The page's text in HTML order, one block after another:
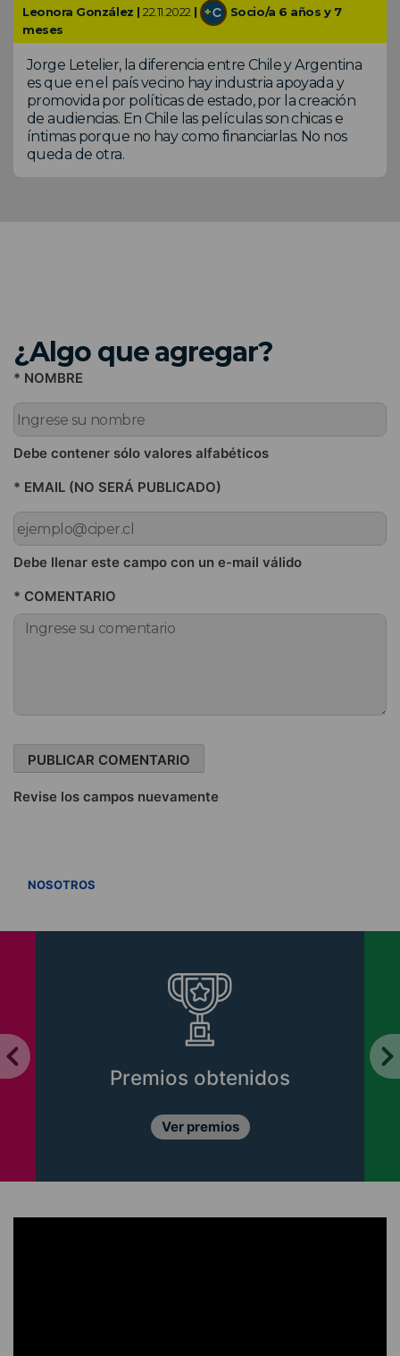
Leonora González |22.11.2022 |
Socio/a 6 años y 7
meses
Jorge Letelier, la diferencia entre Chile y Argentina
es que en el país vecino hay industria apoyada y
promovida por políticas de estado, por la creación
de audiencias. En Chile las películas son chicas e
íntimas porque no hay como financiarlas. No nos
queda de otra.
¿Algo que agregar?
* NOMBRE
Debe contener sólo valores alfabéticos
* EMAIL (NO SERÁ PUBLICADO)
Debe llenar este campo con un e-mail válido
* COMENTARIO
Revise los campos nuevamente
NOSOTROS
Premios obtenidos
Ver premios